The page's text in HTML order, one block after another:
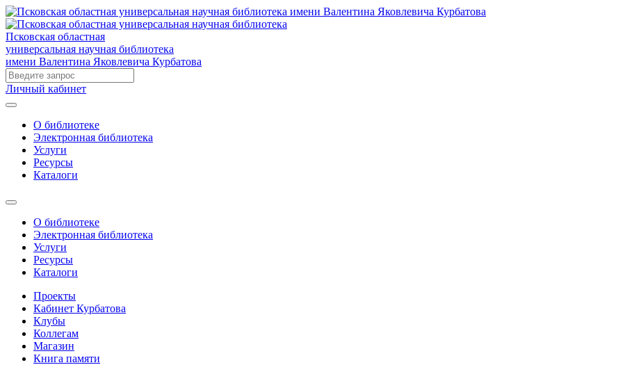
Псковская областная
универсальная научная библиотека
имени Валентина Яковлевича Курбатова
Личный кабинет
О библиотеке
Электронная библиотека
Услуги
Ресурсы
Каталоги
О библиотеке
Электронная библиотека
Услуги
Ресурсы
Каталоги
Проекты
Кабинет Курбатова
Клубы
Коллегам
Магазин
Книга памяти